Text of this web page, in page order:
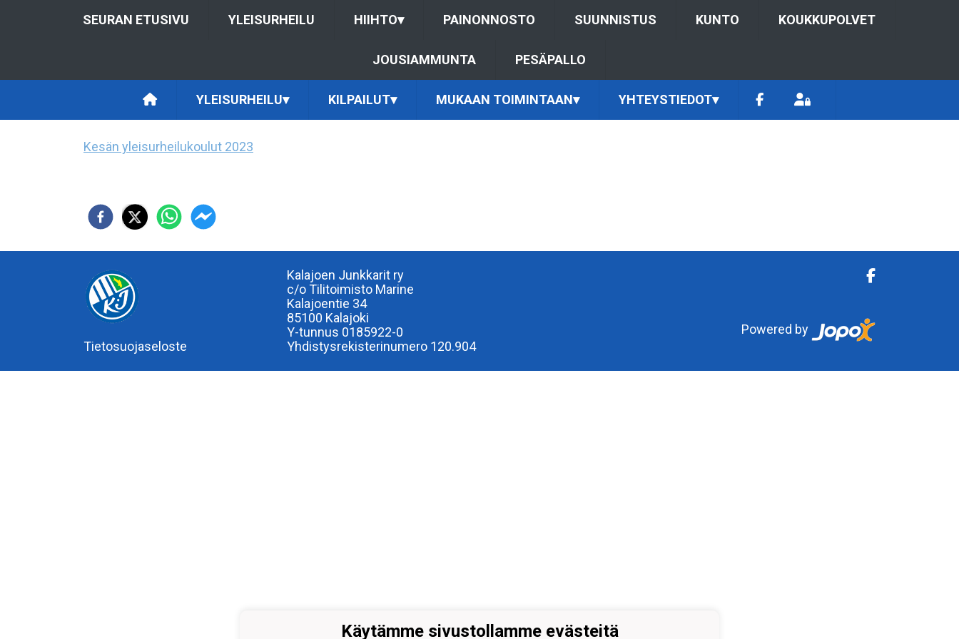
SEURAN ETUSIVU YLEISURHEILU HIIHTO▾ PAINONNOSTO SUUNNISTUS KUNTO KOUKKUPOLVET
JOUSIAMMUNTA PESÄPALLO
YLEISURHEILU▾ KILPAILUT▾ MUKAAN TOIMINTAAN▾ YHTEYSTIEDOT▾
Kesän yleisurheilukoulut 2023
Tietosuojaseloste
Kalajoen Junkkarit ry
c/o Tilitoimisto Marine
Kalajoentie 34
85100 Kalajoki
Y-tunnus 0185922-0
Yhdistysrekisterinumero 120.904
Powered by
Käytämme sivustollamme evästeitä